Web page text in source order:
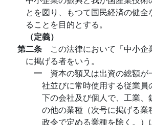
とを図り、もつて国民経済の健全
ることを目的とする。
（定義）
第二条 この法律において「中小企
に掲げる者をいう。
一 資本の額又は出資の総額が
社並びに常時使用する従業員
下の会社及び個人で、工業、
の他の業種（次号に掲げる業
政令で定める業種を除く。）